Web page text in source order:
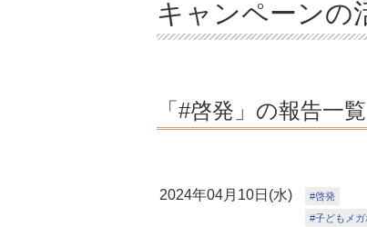
キャンペーンの
「#啓発」の報告一覧
2024年04月10日(水)
啓発
子どもメガ